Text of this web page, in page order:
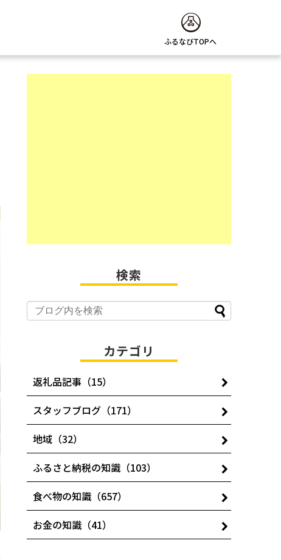
ふるなびTOPへ
検索
カテゴリ
返礼品記事（15）
スタッフブログ（171）
地域（32）
ふるさと納税の知識（103）
食べ物の知識（657）
お金の知識（41）